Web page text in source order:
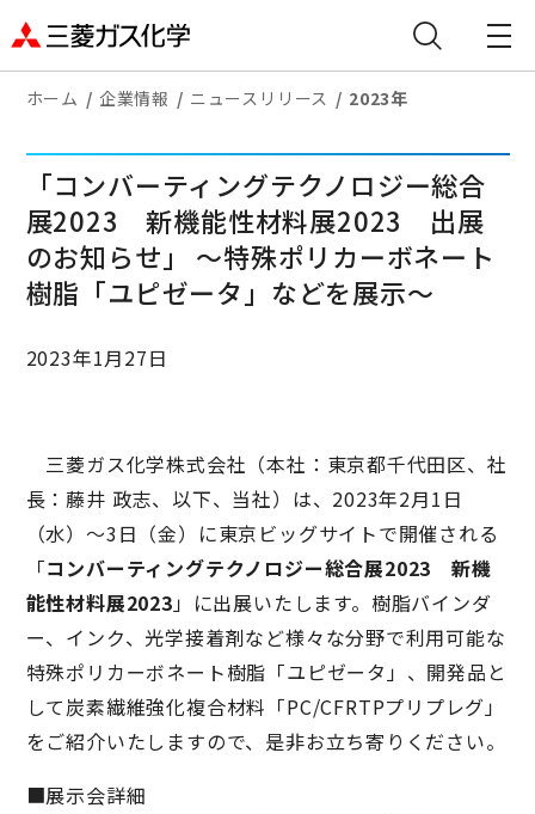
ホーム 企業情報 ニュースリリース 2023年
「コンバーティングテクノロジー総合
展2023 新機能性材料展2023 出展
のお知らせ」 ～特殊ポリカーボネート
樹脂「ユピゼータ」などを展示～
2023年1月27日
三菱ガス化学株式会社（本社：東京都千代田区、社
長：藤井 政志、以下、当社）は、2023年2月1日
（水）～3日（金）に東京ビッグサイトで開催される
「コンバーティングテクノロジー総合展2023 新機
能性材料展2023」に出展いたします。樹脂バインダ
ー、インク、光学接着剤など様々な分野で利用可能な
特殊ポリカーボネート樹脂「ユピゼータ」、開発品と
して炭素繊維強化複合材料「PC/CFRTPプリプレグ」
をご紹介いたしますので、是非お立ち寄りください。
■展示会詳細